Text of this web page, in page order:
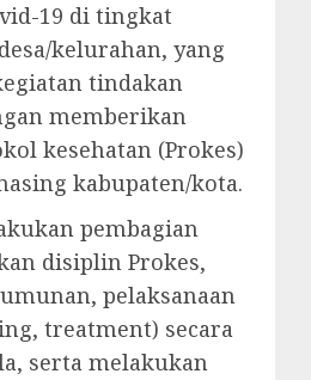
19 di tingkat
kelurahan, yang
tindakan
memberikan
kesehatan (Prokes)
kabupaten/kota.
pembagian
disiplin Prokes,
pelaksanaan
treatment) secara
serta melakukan